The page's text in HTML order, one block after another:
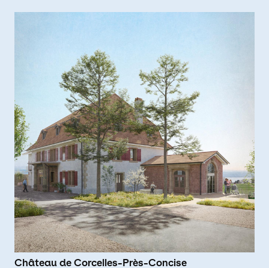
Château de Corcelles-Près-Concise